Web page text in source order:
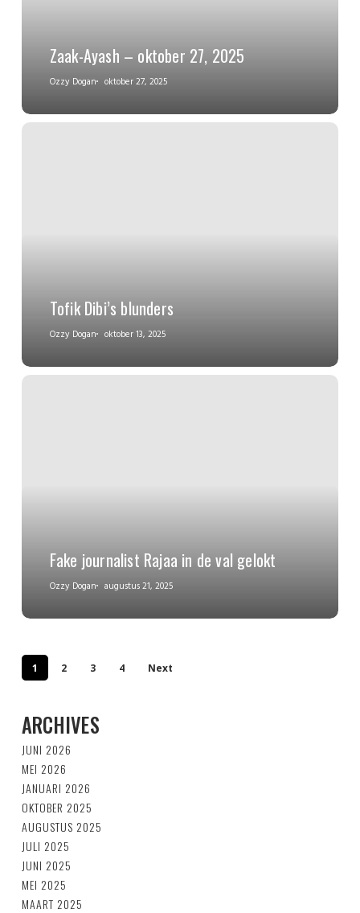
Zaak-Ayash – oktober 27, 2025
Ozzy Dogan oktober 27, 2025
Tofik Dibi’s blunders
Ozzy Dogan oktober 13, 2025
Fake journalist Rajaa in de val gelokt
Ozzy Dogan augustus 21, 2025
1 2 3 4 Next
ARCHIVES
JUNI 2026
MEI 2026
JANUARI 2026
OKTOBER 2025
AUGUSTUS 2025
JULI 2025
JUNI 2025
MEI 2025
MAART 2025